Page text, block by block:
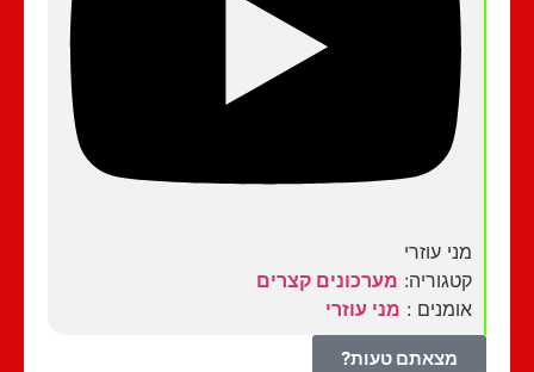
מני עוזרי
קטגוריה:מערכונים קצרים
אומנים :מני עוזרי
מצאתם טעות?